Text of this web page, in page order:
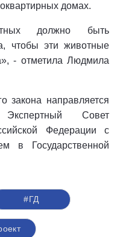
домах.
должно быть
чтобы эти животные
- отметила Людмила
закона направляется
Совет
Федерации с
в Государственной
#ГД